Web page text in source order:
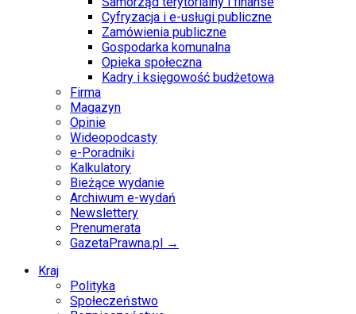
Cyfryzacja i e-usługi publiczne
Zamówienia publiczne
Gospodarka komunalna
Opieka społeczna
Kadry i księgowość budżetowa
Firma
Magazyn
Opinie
Wideopodcasty
e-Poradniki
Kalkulatory
Bieżące wydanie
Archiwum e-wydań
Newslettery
Prenumerata
GazetaPrawna.pl →
Kraj
Polityka
Społeczeństwo